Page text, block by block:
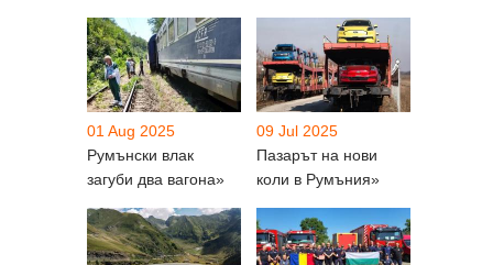
01 Aug 2025
Румънски влак
загуби два вагона»
09 Jul 2025
Пазарът на нови
коли в Румъния»